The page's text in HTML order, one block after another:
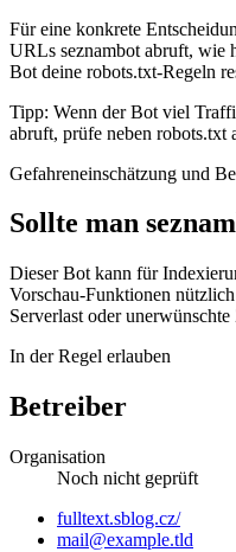
Für eine konkrete
URLs seznambot abruft, wie
Bot deine robots.txt-Regeln
Tipp: Wenn der Bot viel
abruft, prüfe neben
Gefahreneinschätzung und
Sollte man
Dieser Bot kann für
Vorschau-Funktionen
Serverlast oder
In der Regel erlauben
Betreiber
Organisation
Noch nicht geprüft
Website
fulltext.sblog.cz/
E-
mail@example.tld